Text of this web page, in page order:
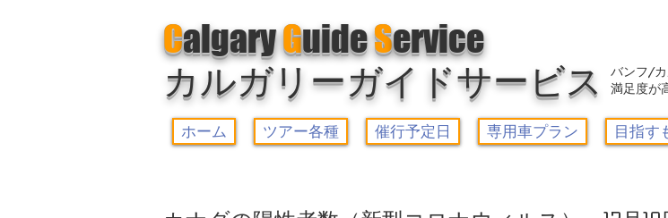
CalgaryGuideService
カルガリーガイドサービス
バンフ/
満足度が
ホーム ツアー各種 催行予定日 専用車プラン 目指す